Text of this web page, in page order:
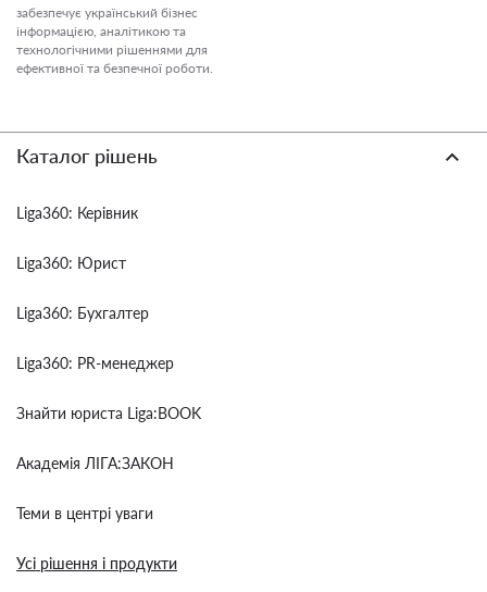
забезпечує український бізнес
інформацією, аналітикою та
технологічними рішеннями для
ефективної та безпечної роботи.
Каталог рішень
Liga360: Керівник
Liga360: Юрист
Liga360: Бухгалтер
Liga360: PR-менеджер
Знайти юриста Liga:BOOK
Академія ЛІГА:ЗАКОН
Теми в центрі уваги
Усі рішення і продукти